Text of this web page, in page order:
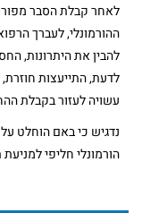
לאחר קבלת הסבר
ההורמונלי, לעברך
להבין את היתרונות,
לדעת, התייעצות
עשויה לעזור בקבלת
נדגיש כי באם הוחלט
הורמונלי חליפי